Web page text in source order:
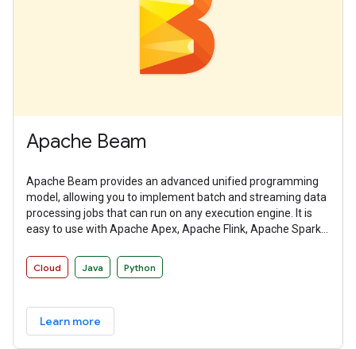
Apache Beam
Apache Beam provides an advanced unified programming
model, allowing you to implement batch and streaming data
processing jobs that can run on any execution engine. It is
easy to use with Apache Apex, Apache Flink, Apache Spark,
processing back-ends.
Cloud Java Python
Learn more